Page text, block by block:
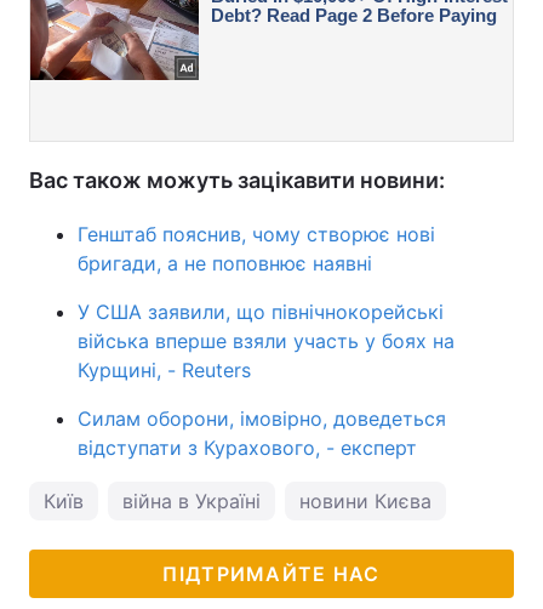
Вас також можуть зацікавити новини:
Генштаб пояснив, чому створює нові
бригади, а не поповнює наявні
У США заявили, що північнокорейські
війська вперше взяли участь у боях на
Курщині, - Reuters
Силам оборони, імовірно, доведеться
відступати з Курахового, - експерт
Київ війна в Україні новини Києва
ПІДТРИМАЙТЕ НАС